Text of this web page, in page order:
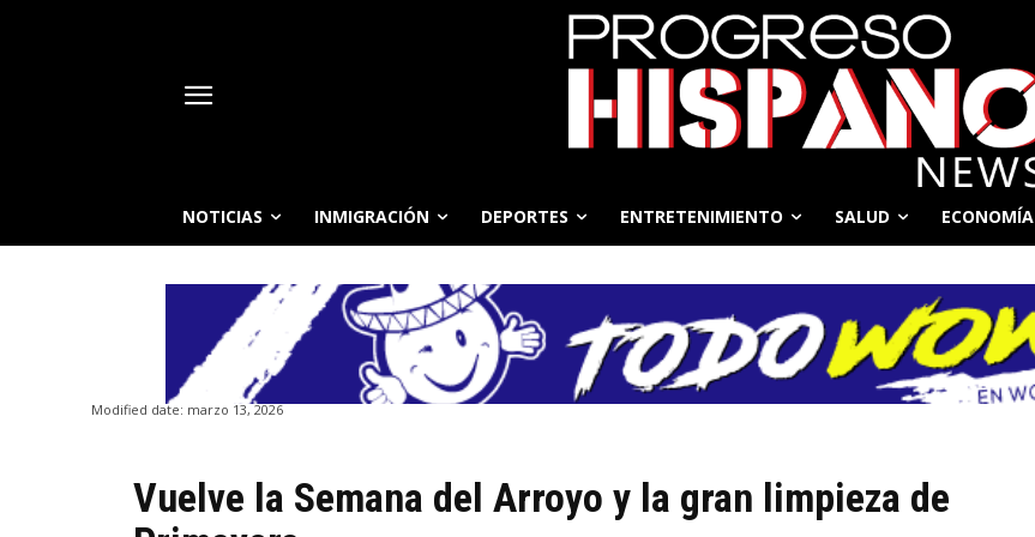
NOTICIAS INMIGRACIÓN DEPORTES ENTRETENIMIENTO SALUD ECONOMÍA
Modified date: marzo 13, 2026
Vuelve la Semana del Arroyo y la gran limpieza de